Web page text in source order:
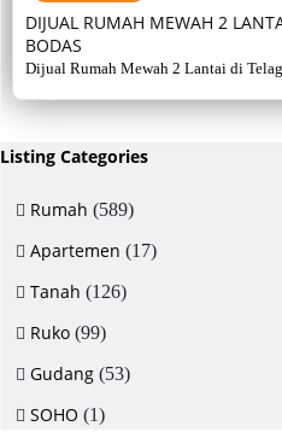
DIJUAL RUMAH MEWAH 2
BODAS
Dijual Rumah Mewah 2 Lantai di
listrik 5500 watt, air artetis.
Listing Categories
Rumah (589)
Apartemen (17)
Tanah (126)
Ruko (99)
Gudang (53)
SOHO (1)